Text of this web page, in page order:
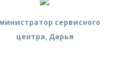
сервисного
центра, Дарья